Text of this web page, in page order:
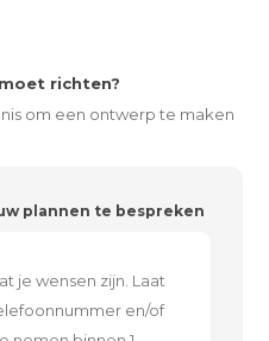
richten?
om een ontwerp te maken
plannen te bespreken